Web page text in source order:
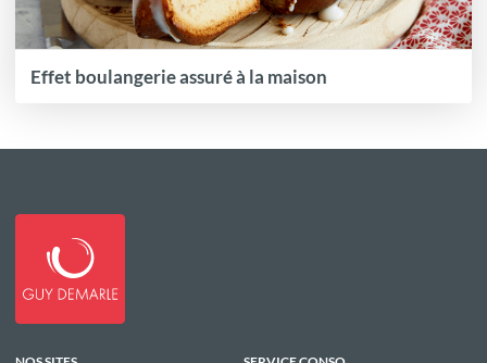
Effet boulangerie assuré à la maison